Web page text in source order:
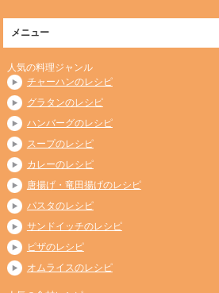
メニュー
人気の料理ジャンル
チャーハンのレシピ
グラタンのレシピ
ハンバーグのレシピ
スープのレシピ
カレーのレシピ
唐揚げ・竜田揚げのレシピ
パスタのレシピ
サンドイッチのレシピ
ピザのレシピ
オムライスのレシピ